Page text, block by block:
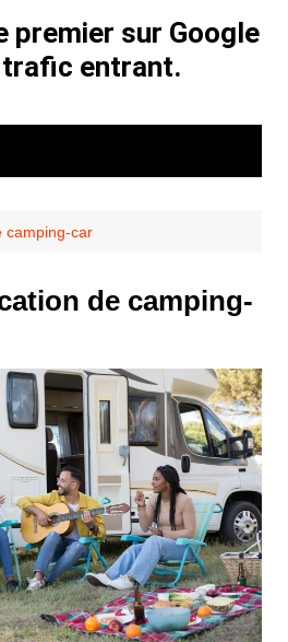
premier sur Google
entrant.
camping-car
de camping-